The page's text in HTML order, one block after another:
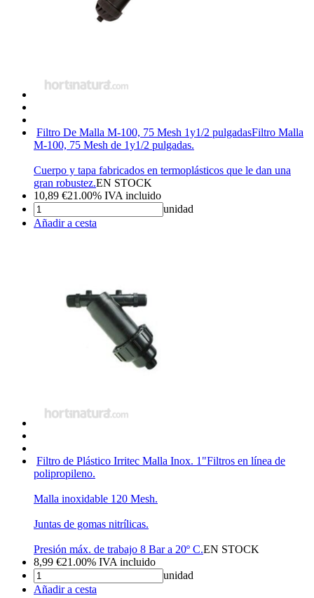
Filtro De Malla M-100, 75 Mesh 1y1/2 pulgadasFiltro Malla
M-100, 75 Mesh de 1y1/2 pulgadas.
Cuerpo y tapa fabricados en termoplásticos que le dan una
gran robustez.EN STOCK
10,89 €21.00% IVA incluido
unidad
Añadir a cesta
Filtro de Plástico Irritec Malla Inox. 1"Filtros en línea de
polipropileno.
Malla inoxidable 120 Mesh.
Juntas de gomas nitrílicas.
Presión máx. de trabajo 8 Bar a 20º C.EN STOCK
8,99 €21.00% IVA incluido
unidad
Añadir a cesta